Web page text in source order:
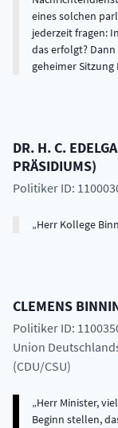
eines solchen
jederzeit fragen:
das erfolgt?
geheimer Sitzung
DR. H. C.
PRÄSIDIUMS)
Politiker ID:
Herr Kollege
CLEMENS
Politiker ID:
Union
(CDU/CSU)
Herr Minister,
Beginn stellen,